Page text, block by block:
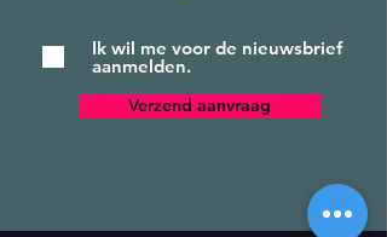
Ik wil me voor de nieuwsbrief
aanmelden.
Verzend aanvraag